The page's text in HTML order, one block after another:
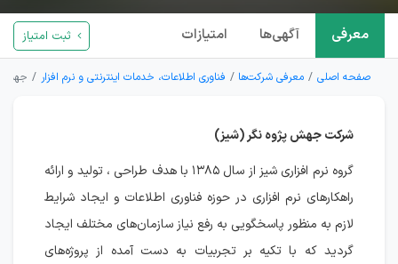
معرفی آگهی‌ها امتیازات ثبت امتیاز
صفحه اصلی معرفی شرکت‌ها فناوری اطلاعات، خدمات اینترنتی و نرم افزار جهش
شرکت جهش پژوه نگر (شیز)
گروه نرم افزاری شیز از سال ۱۳۸۵ با هدف طراحی ، تولید و ارائه
راهکارهای نرم افزاری در حوزه فناوری اطلاعات و ایجاد شرایط
لازم به منظور پاسخگویی به رفع نیاز سازمان‌های مختلف ایجاد
گردید که با تکیه بر تجربیات به دست آمده از پروژه‌های